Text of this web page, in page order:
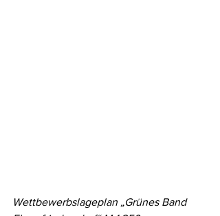
Wettbewerbslageplan „Grünes Band